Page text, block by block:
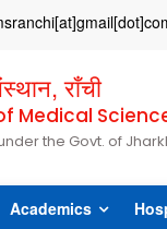
राँची
Medical
the Govt. of
Academics